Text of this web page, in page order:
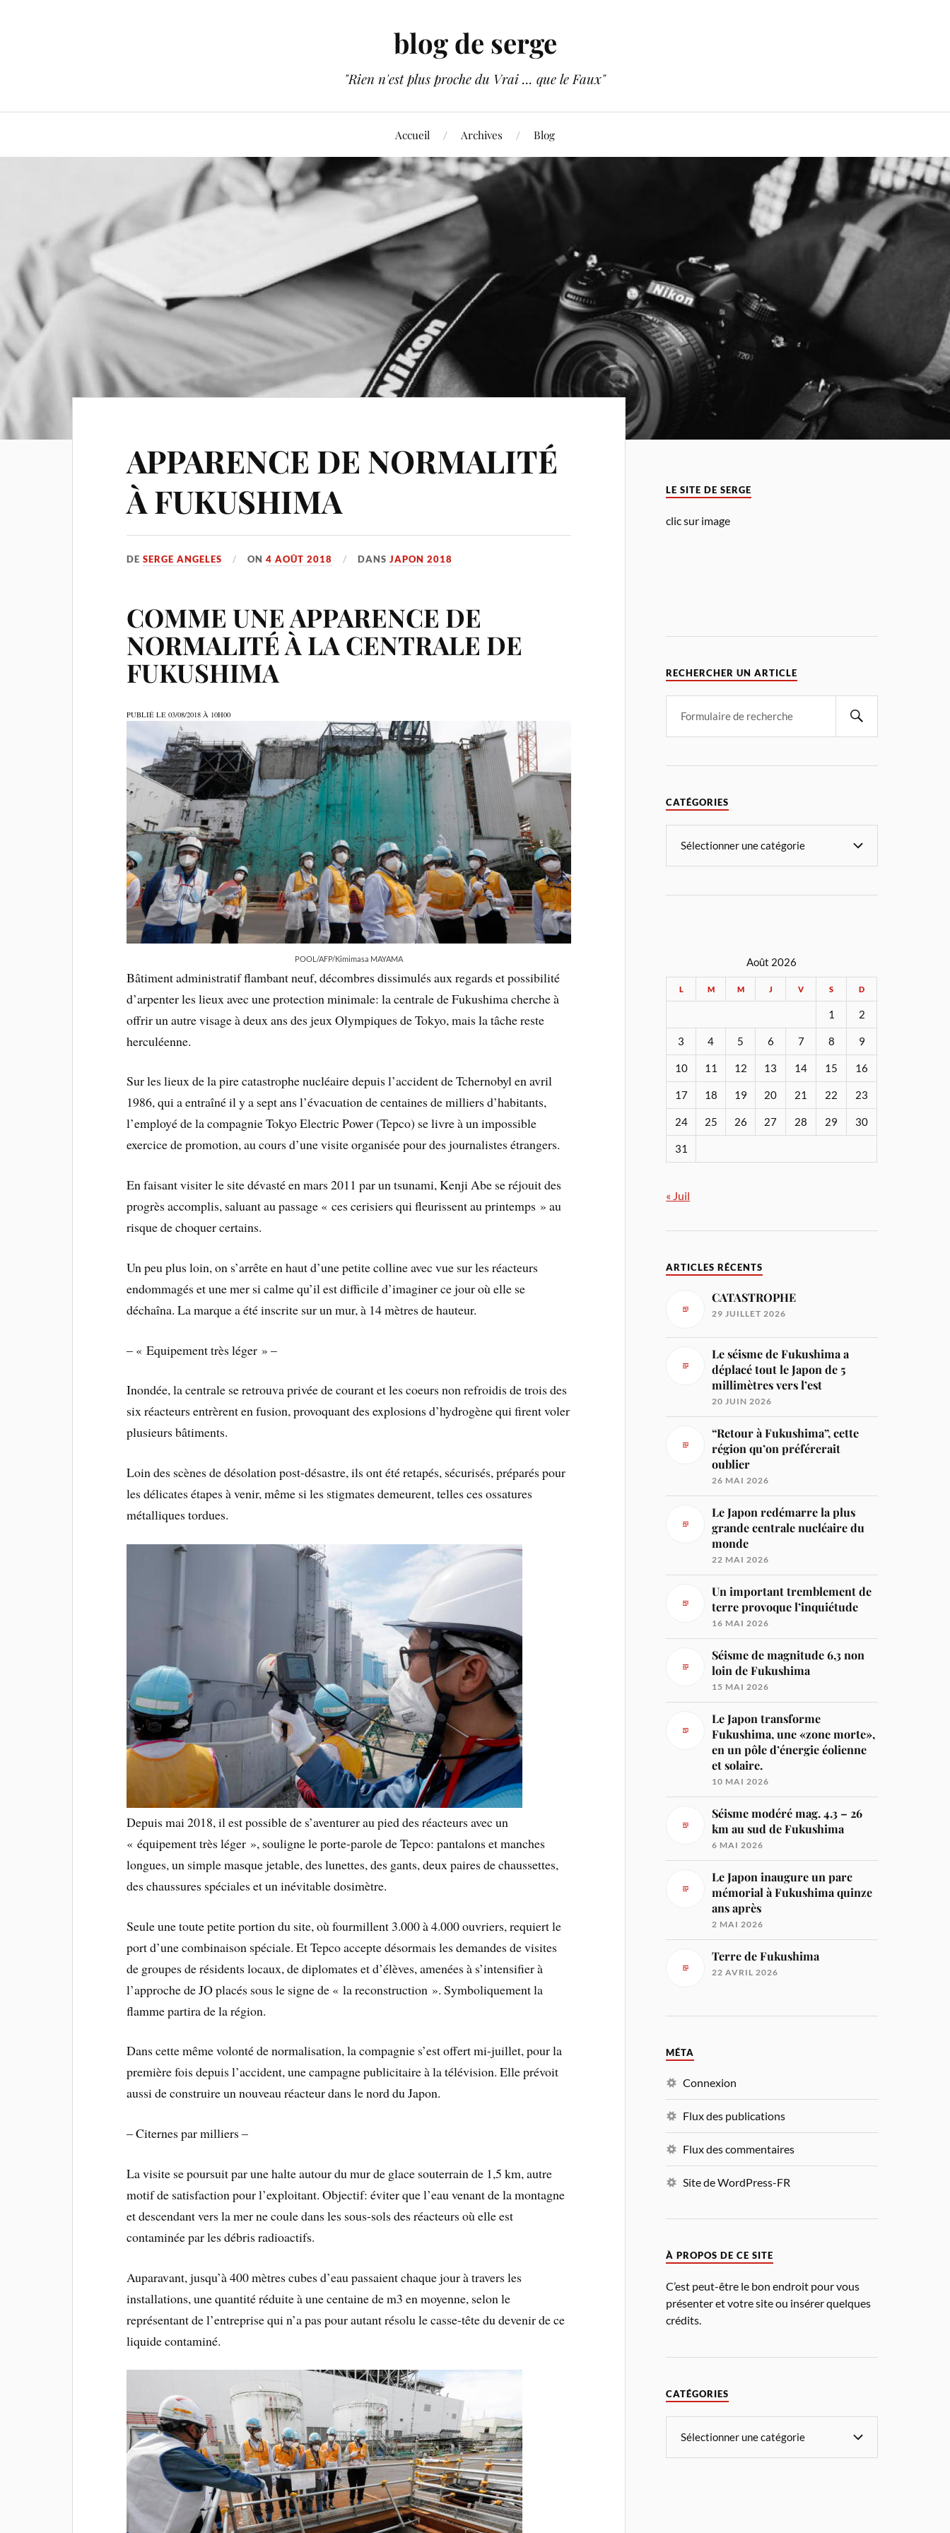
blog de serge
"Rien n'est plus proche du Vrai ... que le Faux"
Accueil Archives Blog
APPARENCE DE NORMALITÉ
À FUKUSHIMA
DESERGE ANGELES ON4 AOÛT 2018 DANSJAPON 2018
COMME UNE APPARENCE DE
NORMALITÉ À LA CENTRALE DE
FUKUSHIMA
PUBLIÉ LE03/08/2018 À 10H00
POOL/AFP/Kimimasa MAYAMA
Bâtiment administratif flambant neuf, décombres dissimulés aux regards et possibilité
d’arpenter les lieux avec une protection minimale: la centrale de Fukushima cherche à
offrir un autre visage à deux ans des jeux Olympiques de Tokyo, mais la tâche reste
herculéenne.
Sur les lieux de la pire catastrophe nucléaire depuis l’accident de Tchernobyl en avril
1986, qui a entraîné il y a sept ans l’évacuation de centaines de milliers d’habitants,
l’employé de la compagnie Tokyo Electric Power (Tepco) se livre à un impossible
exercice de promotion, au cours d’une visite organisée pour des journalistes étrangers.
En faisant visiter le site dévasté en mars 2011 par un tsunami, Kenji Abe se réjouit des
progrès accomplis, saluant au passage « ces cerisiers qui fleurissent au printemps » au
risque de choquer certains.
Un peu plus loin, on s’arrête en haut d’une petite colline avec vue sur les réacteurs
endommagés et une mer si calme qu’il est difficile d’imaginer ce jour où elle se
déchaîna. La marque a été inscrite sur un mur, à 14 mètres de hauteur.
– « Equipement très léger » –
Inondée, la centrale se retrouva privée de courant et les coeurs non refroidis de trois des
six réacteurs entrèrent en fusion, provoquant des explosions d’hydrogène qui firent voler
plusieurs bâtiments.
Loin des scènes de désolation post-désastre, ils ont été retapés, sécurisés, préparés pour
les délicates étapes à venir, même si les stigmates demeurent, telles ces ossatures
métalliques tordues.
Depuis mai 2018, il est possible de s’aventurer au pied des réacteurs avec un
« équipement très léger », souligne le porte-parole de Tepco: pantalons et manches
longues, un simple masque jetable, des lunettes, des gants, deux paires de chaussettes,
des chaussures spéciales et un inévitable dosimètre.
Seule une toute petite portion du site, où fourmillent 3.000 à 4.000 ouvriers, requiert le
port d’une combinaison spéciale. Et Tepco accepte désormais les demandes de visites
de groupes de résidents locaux, de diplomates et d’élèves, amenées à s’intensifier à
l’approche de JO placés sous le signe de « la reconstruction ». Symboliquement la
flamme partira de la région.
Dans cette même volonté de normalisation, la compagnie s’est offert mi-juillet, pour la
première fois depuis l’accident, une campagne publicitaire à la télévision. Elle prévoit
aussi de construire un nouveau réacteur dans le nord du Japon.
– Citernes par milliers –
La visite se poursuit par une halte autour du mur de glace souterrain de 1,5 km, autre
motif de satisfaction pour l’exploitant. Objectif: éviter que l’eau venant de la montagne
et descendant vers la mer ne coule dans les sous-sols des réacteurs où elle est
contaminée par les débris radioactifs.
Auparavant, jusqu’à 400 mètres cubes d’eau passaient chaque jour à travers les
installations, une quantité réduite à une centaine de m3 en moyenne, selon le
représentant de l’entreprise qui n’a pas pour autant résolu le casse-tête du devenir de ce
liquide contaminé.
LE SITE DE SERGE
clic sur image
RECHERCHER UN ARTICLE
CATÉGORIES
Août 2026
L M M J V S D
1 2
3 4 5 6 7 8 9
10 11 12 13 14 15 16
17 18 19 20 21 22 23
24 25 26 27 28 29 30
31
« Juil
ARTICLES RÉCENTS
CATASTROPHE
29 JUILLET 2026
Le séisme de Fukushima a
déplacé tout le Japon de 5
millimètres vers l’est
20 JUIN 2026
“Retour à Fukushima”, cette
région qu’on préférerait
oublier
26 MAI 2026
Le Japon redémarre la plus
grande centrale nucléaire du
monde
22 MAI 2026
Un important tremblement de
terre provoque l’inquiétude
16 MAI 2026
Séisme de magnitude 6,3 non
loin de Fukushima
15 MAI 2026
Le Japon transforme
Fukushima, une «zone morte»,
en un pôle d’énergie éolienne
et solaire.
10 MAI 2026
Séisme modéré mag. 4.3 – 26
km au sud de Fukushima
6 MAI 2026
Le Japon inaugure un parc
mémorial à Fukushima quinze
ans après
2 MAI 2026
Terre de Fukushima
22 AVRIL 2026
MÉTA
Connexion
Flux des publications
Flux des commentaires
Site de WordPress-FR
À PROPOS DE CE SITE
C’est peut-être le bon endroit pour vous
présenter et votre site ou insérer quelques
crédits.
CATÉGORIES